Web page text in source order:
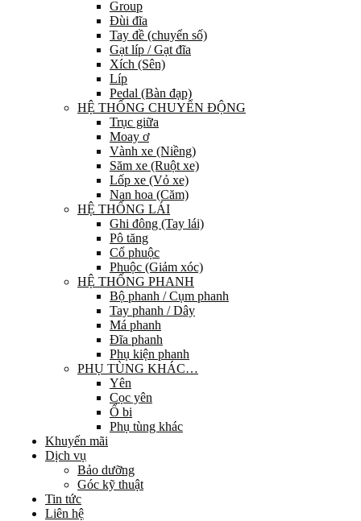
Group
Đùi đĩa
Tay đề (chuyển số)
Gạt líp / Gạt đĩa
Xích (Sên)
Líp
Pedal (Bàn đạp)
HỆ THỐNG CHUYỂN ĐỘNG
Trục giữa
Moay ơ
Vành xe (Niềng)
Săm xe (Ruột xe)
Lốp xe (Vỏ xe)
Nan hoa (Căm)
HỆ THỐNG LÁI
Ghi đông (Tay lái)
Pô tăng
Cổ phuộc
Phuộc (Giảm xóc)
HỆ THỐNG PHANH
Bộ phanh / Cụm phanh
Tay phanh / Dây
Má phanh
Đĩa phanh
Phụ kiện phanh
PHỤ TÙNG KHÁC…
Yên
Cọc yên
Ổ bi
Phụ tùng khác
Khuyến mãi
Dịch vụ
Bảo dưỡng
Góc kỹ thuật
Tin tức
Liên hệ